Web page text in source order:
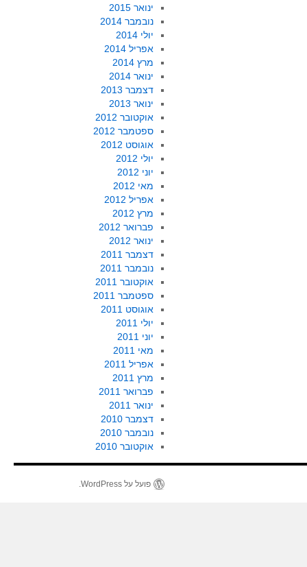
ינואר 2015
נובמבר 2014
יולי 2014
אפריל 2014
מרץ 2014
ינואר 2014
דצמבר 2013
ינואר 2013
אוקטובר 2012
ספטמבר 2012
אוגוסט 2012
יולי 2012
יוני 2012
מאי 2012
אפריל 2012
מרץ 2012
פברואר 2012
ינואר 2012
דצמבר 2011
נובמבר 2011
אוקטובר 2011
ספטמבר 2011
אוגוסט 2011
יולי 2011
יוני 2011
מאי 2011
אפריל 2011
מרץ 2011
פברואר 2011
ינואר 2011
דצמבר 2010
נובמבר 2010
אוקטובר 2010
פועל על WordPress.